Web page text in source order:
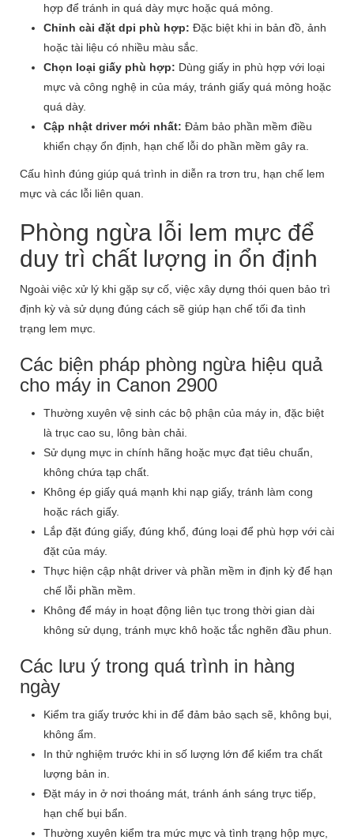
hợp để tránh in quá dày mực hoặc quá mỏng.
Chỉnh cài đặt dpi phù hợp: Đặc biệt khi in bản đồ, ảnh
hoặc tài liệu có nhiều màu sắc.
Chọn loại giấy phù hợp: Dùng giấy in phù hợp với loại
mực và công nghệ in của máy, tránh giấy quá mỏng hoặc
quá dày.
Cập nhật driver mới nhất: Đảm bảo phần mềm điều
khiển chạy ổn định, hạn chế lỗi do phần mềm gây ra.
Cấu hình đúng giúp quá trình in diễn ra trơn tru, hạn chế lem
mực và các lỗi liên quan.
Phòng ngừa lỗi lem mực để
duy trì chất lượng in ổn định
Ngoài việc xử lý khi gặp sự cố, việc xây dựng thói quen bảo trì
định kỳ và sử dụng đúng cách sẽ giúp hạn chế tối đa tình
trạng lem mực.
Các biện pháp phòng ngừa hiệu quả
cho máy in Canon 2900
Thường xuyên vệ sinh các bộ phận của máy in, đặc biệt
là trục cao su, lông bàn chải.
Sử dụng mực in chính hãng hoặc mực đạt tiêu chuẩn,
không chứa tạp chất.
Không ép giấy quá mạnh khi nạp giấy, tránh làm cong
hoặc rách giấy.
Lắp đặt đúng giấy, đúng khổ, đúng loại để phù hợp với cài
đặt của máy.
Thực hiện cập nhật driver và phần mềm in định kỳ để hạn
chế lỗi phần mềm.
Không để máy in hoạt động liên tục trong thời gian dài
không sử dụng, tránh mực khô hoặc tắc nghẽn đầu phun.
Các lưu ý trong quá trình in hàng
ngày
Kiểm tra giấy trước khi in để đảm bảo sạch sẽ, không bụi,
không ẩm.
In thử nghiệm trước khi in số lượng lớn để kiểm tra chất
lượng bản in.
Đặt máy in ở nơi thoáng mát, tránh ánh sáng trực tiếp,
hạn chế bụi bẩn.
Thường xuyên kiểm tra mức mực và tình trạng hộp mực,